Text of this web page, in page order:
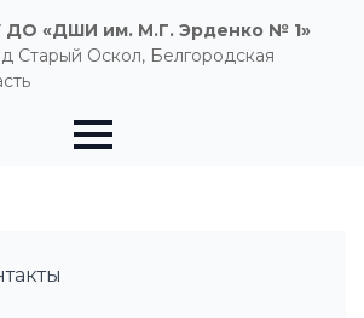
ДО «ДШИ им. М.Г. Эрденко № 1»
Старый Оскол, Белгородская